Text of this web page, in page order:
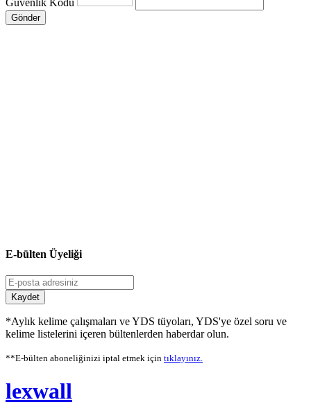
Güvenlik Kodu
Gönder
E-bülten Üyeliği
Kaydet
*Aylık kelime çalışmaları ve YDS tüyoları, YDS'ye özel soru ve
kelime listelerini içeren bültenlerden haberdar olun.
**E-bülten aboneliğinizi iptal etmek için tıklayınız.
lexwall